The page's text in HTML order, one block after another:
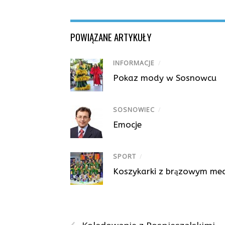
POWIĄZANE ARTYKUŁY
INFORMACJE /
Pokaz mody w Sosnowcu
SOSNOWIEC /
Emocje
SPORT /
Koszykarki z brązowym